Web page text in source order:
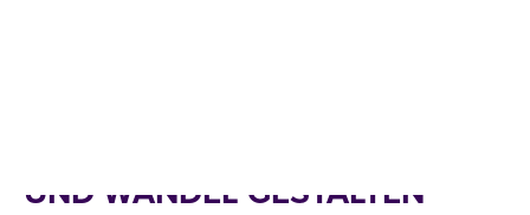
UND WANDEL GESTALTEN